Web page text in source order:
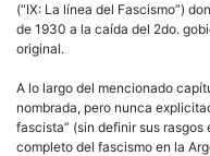
(“IX: La línea del Fascismo”)
de 1930 a la caída del 2do.
original.
A lo largo del mencionado
nombrada, pero nunca
fascista” (sin definir sus rasgos
completo del fascismo en la